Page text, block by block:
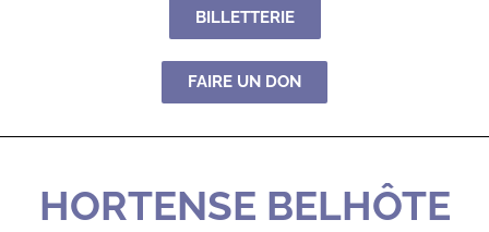
BILLETTERIE
FAIRE UN DON
HORTENSE BELHÔTE